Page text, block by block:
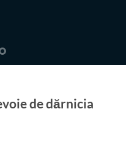
de dărnicia